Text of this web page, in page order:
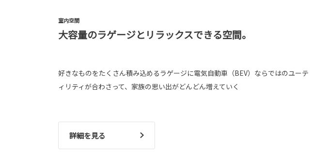
室内空間
大容量のラゲージとリラックスできる空間。
好きなものをたくさん積み込めるラゲージに電気自動車（BEV）ならではのユーテ
ィリティが合わさって、家族の思い出がどんどん増えていく
詳細を見る